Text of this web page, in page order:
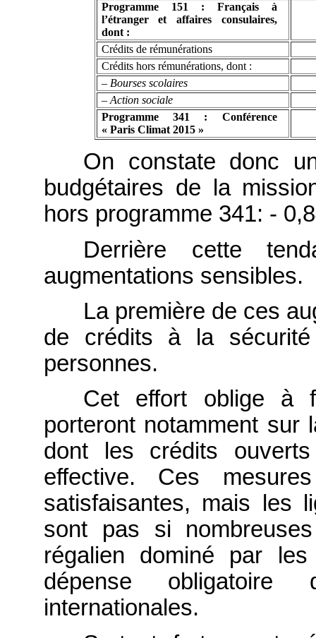
Programme 151 : Français à
l’étranger et affaires consulaires,
dont :
Crédits de rémunérations
Crédits hors rémunérations, dont :
– Bourses scolaires
– Action sociale
Programme 341 : Conférence
« Paris Climat 2015 »
On constate donc
budgétaires de la
hors programme 341: -
Derrière cette
augmentations sensibles.
La première de ces
de crédits à la
personnes.
Cet effort oblige à
porteront notamment sur
dont les crédits
effective. Ces
satisfaisantes, mais les
sont pas si
régalien dominé par
dépense
internationales.